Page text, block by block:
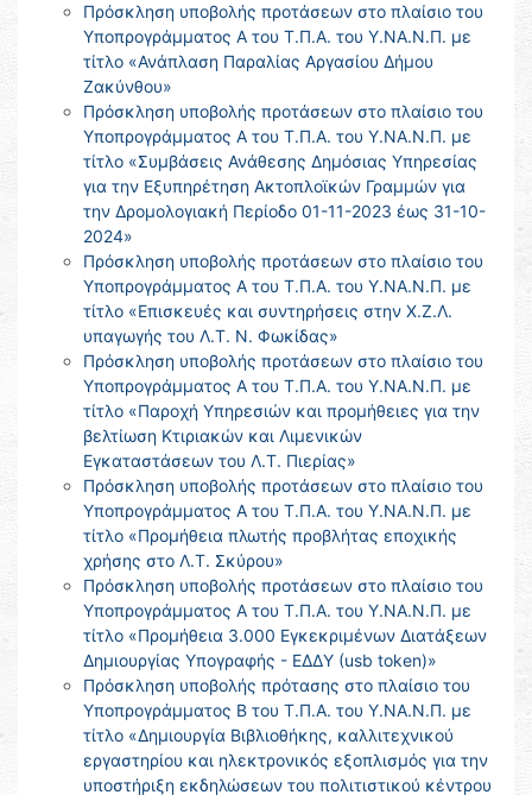
Πρόσκληση υποβολής προτάσεων στο πλαίσιο του
Υποπρογράμματος Α του Τ.Π.Α. του Υ.ΝΑ.Ν.Π. με
τίτλο «Ανάπλαση Παραλίας Αργασίου Δήμου
Ζακύνθου»
Πρόσκληση υποβολής προτάσεων στο πλαίσιο του
Υποπρογράμματος Α του Τ.Π.Α. του Υ.ΝΑ.Ν.Π. με
τίτλο «Συμβάσεις Ανάθεσης Δημόσιας Υπηρεσίας
για την Εξυπηρέτηση Ακτοπλοϊκών Γραμμών για
την Δρομολογιακή Περίοδο 01-11-2023 έως 31-10-
2024»
Πρόσκληση υποβολής προτάσεων στο πλαίσιο του
Υποπρογράμματος Α του Τ.Π.Α. του Υ.ΝΑ.Ν.Π. με
τίτλο «Επισκευές και συντηρήσεις στην Χ.Ζ.Λ.
υπαγωγής του Λ.Τ. Ν. Φωκίδας»
Πρόσκληση υποβολής προτάσεων στο πλαίσιο του
Υποπρογράμματος Α του Τ.Π.Α. του Υ.ΝΑ.Ν.Π. με
τίτλο «Παροχή Υπηρεσιών και προμήθειες για την
βελτίωση Κτιριακών και Λιμενικών
Εγκαταστάσεων του Λ.Τ. Πιερίας»
Πρόσκληση υποβολής προτάσεων στο πλαίσιο του
Υποπρογράμματος Α του Τ.Π.Α. του Υ.ΝΑ.Ν.Π. με
τίτλο «Προμήθεια πλωτής προβλήτας εποχικής
χρήσης στο Λ.Τ. Σκύρου»
Πρόσκληση υποβολής προτάσεων στο πλαίσιο του
Υποπρογράμματος Α του Τ.Π.Α. του Υ.ΝΑ.Ν.Π. με
τίτλο «Προμήθεια 3.000 Εγκεκριμένων Διατάξεων
Δημιουργίας Υπογραφής - ΕΔΔΥ (usb token)»
Πρόσκληση υποβολής πρότασης στο πλαίσιο του
Υποπρογράμματος Β του Τ.Π.Α. του Υ.ΝΑ.Ν.Π. με
τίτλο «Δημιουργία Βιβλιοθήκης, καλλιτεχνικού
εργαστηρίου και ηλεκτρονικός εξοπλισμός για την
υποστήριξη εκδηλώσεων του πολιτιστικού κέντρου